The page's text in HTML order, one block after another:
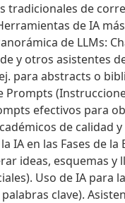
tradicionales de
de IA
de LLMs:
y otros asistentes
para abstracts o
Prompts
efectivos para
de calidad
IA en las Fases de
ideas, esquemas y
Uso de IA para
clave).